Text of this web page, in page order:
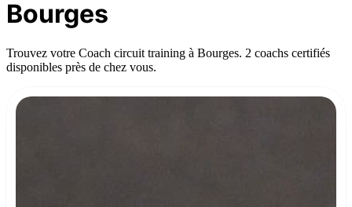
Bourges
Trouvez votre Coach circuit training à Bourges. 2 coachs certifiés
disponibles près de chez vous.